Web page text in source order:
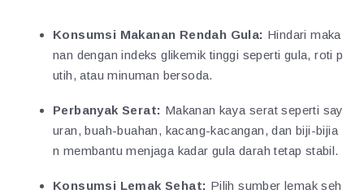
Konsumsi Makanan Rendah Gula: Hindari maka
nan dengan indeks glikemik tinggi seperti gula, roti p
utih, atau minuman bersoda.
Perbanyak Serat: Makanan kaya serat seperti say
uran, buah-buahan, kacang-kacangan, dan biji-bijia
n membantu menjaga kadar gula darah tetap stabil.
Konsumsi Lemak Sehat: Pilih sumber lemak seh